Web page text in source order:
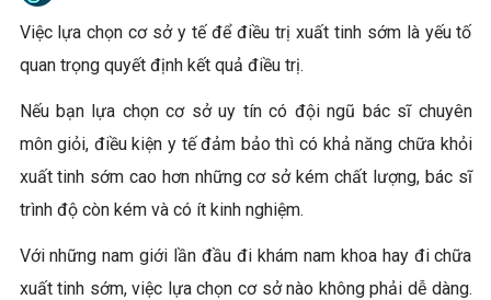
Việc lựa chọn cơ sở y tế để điều trị xuất tinh sớm là yếu tố
quan trọng quyết định kết quả điều trị.
Nếu bạn lựa chọn cơ sở uy tín có đội ngũ bác sĩ chuyên
môn giỏi, điều kiện y tế đảm bảo thì có khả năng chữa khỏi
xuất tinh sớm cao hơn những cơ sở kém chất lượng, bác sĩ
trình độ còn kém và có ít kinh nghiệm.
Với những nam giới lần đầu đi khám nam khoa hay đi chữa
xuất tinh sớm, việc lựa chọn cơ sở nào không phải dễ dàng.